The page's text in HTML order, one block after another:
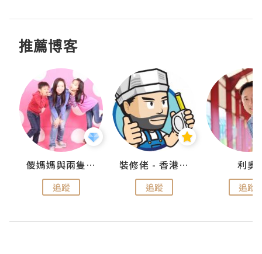
推薦博客
儍媽媽與兩隻小魔怪之家
追蹤
裝修佬 - 香港一站式網上裝修平台
追蹤
利奧
追蹤